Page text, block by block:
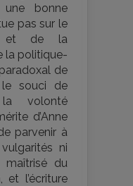
bonne
pas sur le
et de la
la politique-
de
souci de
volonté
d’Anne
parvenir à
ni
du
et l’écriture